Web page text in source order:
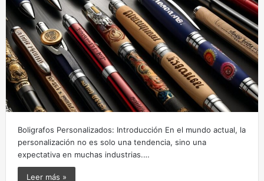
Boligrafos Personalizados: Introducción En el mundo actual, la
personalización no es solo una tendencia, sino una
expectativa en muchas industrias.…
Leer más »